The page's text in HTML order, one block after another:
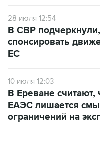
28 июля 12:54
В СВР
спонсировать
ЕС
10 июля 12:03
В Ереване
ЕАЭС лишается
ограничений на